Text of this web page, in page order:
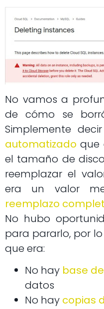
No vamos a
de cómo se
Simplemente
automatizado que
el tamaño de
reemplazar el
era un valor
reemplazo
No hubo
para pararlo, por
que era:
No hay base
datos
No hay copias